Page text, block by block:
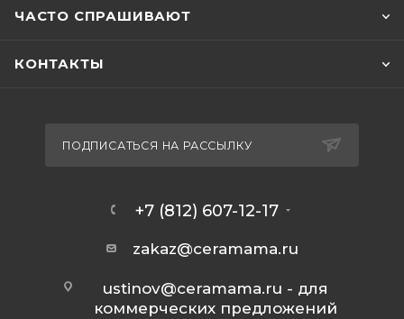
ЧАСТО СПРАШИВАЮТ
КОНТАКТЫ
ПОДПИСАТЬСЯ НА РАССЫЛКУ
+7 (812) 607-12-17
zakaz@ceramama.ru
ustinov@ceramama.ru - для
коммерческих предложений